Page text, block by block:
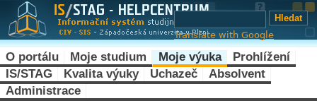
Translate with Google
O portálu Moje studium Moje výuka
Prohlížení
IS/STAG
Kvalita výuky Uchazeč
Absolvent
Administrace